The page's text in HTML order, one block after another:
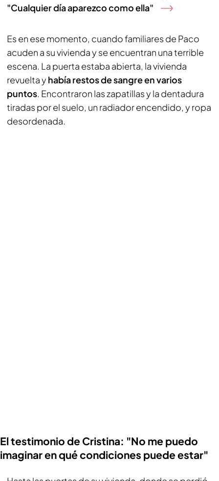
"Cualquier día aparezco como ella"
Es en ese momento, cuando familiares de Paco
acuden a su vivienda y se encuentran una terrible
escena. La puerta estaba abierta, la vivienda
revuelta y había restos de sangre en varios
puntos. Encontraron las zapatillas y la dentadura
tiradas por el suelo, un radiador encendido, y ropa
desordenada.
El testimonio de Cristina: "No me puedo
imaginar en qué condiciones puede estar"